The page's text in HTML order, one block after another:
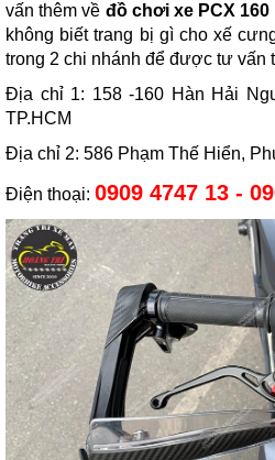
vấn thêm về đồ chơi xe PCX 160
không biết trang bị gì cho xế
trong 2 chi nhánh để được tư vấn
Địa chỉ 1: 158 -160 Hàn Hải
TP.HCM
Địa chỉ 2: 586 Phạm Thế Hiển,
Điện thoại: 0909 4747 13 -